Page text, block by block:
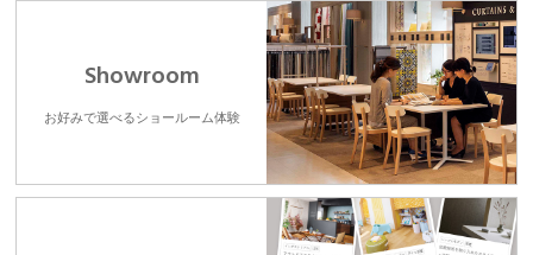
Showroom
お好みで選べるショールーム体験